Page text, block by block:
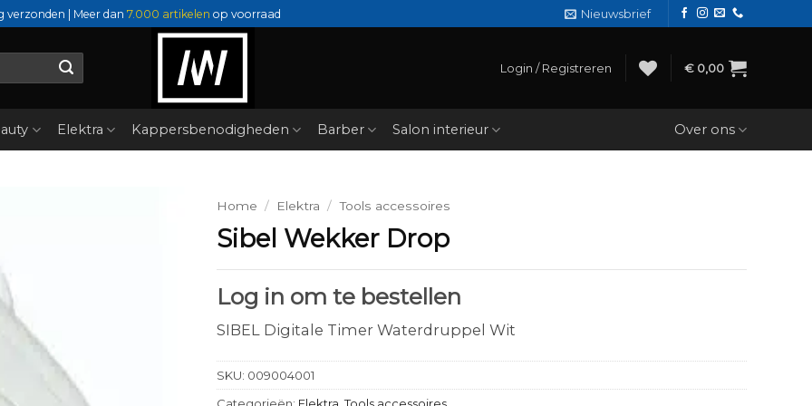
verzonden | Meer dan 7.000 artikelen op voorraad Nieuwsbrief
Login / Registreren € 0,00
Elektra Kappersbenodigheden Barber Salon interieur Over ons
Home / Elektra / Tools accessoires
Sibel Wekker Drop
Log in om te bestellen
SIBEL Digitale Timer Waterdruppel Wit
SKU: 009004001